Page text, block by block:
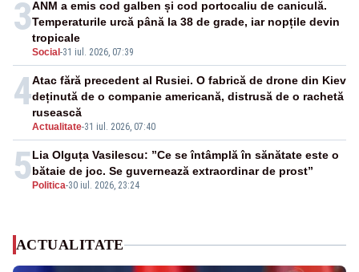
3
Social -31 iul. 2026, 07:39
ANM a emis cod galben și cod portocaliu de caniculă.
Temperaturile urcă până la 38 de grade, iar nopțile devin
tropicale
4
Actualitate-31 iul. 2026, 07:40
Atac fără precedent al Rusiei. O fabrică de drone din Kiev
deținută de o companie americană, distrusă de o rachetă
rusească
5 Politica-30 iul. 2026, 23:24
Lia Olguța Vasilescu: ”Ce se întâmplă în sănătate este o
bătaie de joc. Se guvernează extraordinar de prost”
ACTUALITATE